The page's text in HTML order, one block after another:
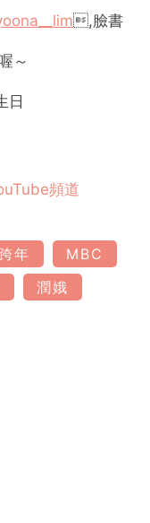
,臉書
～
日
頻道
跨年
MBC
潤娥